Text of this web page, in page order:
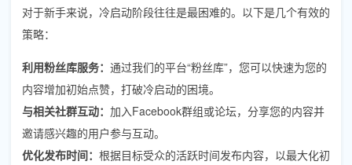
对于新手来说，冷启动阶段往往是最困难的。以下是几个有效的
策略：
利用粉丝库服务： 通过我们的平台“粉丝库”，您可以快速为您的
内容增加初始点赞，打破冷启动的困境。
与相关社群互动： 加入Facebook群组或论坛，分享您的内容并
邀请感兴趣的用户参与互动。
优化发布时间： 根据目标受众的活跃时间发布内容，以最大化初